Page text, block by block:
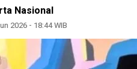
Nasional
2026 - 18:44 WIB